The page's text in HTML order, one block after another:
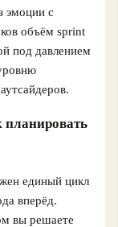
эмоции с
объём sprint
под давлением
планировать
единый цикл
вперёд.
вы решаете